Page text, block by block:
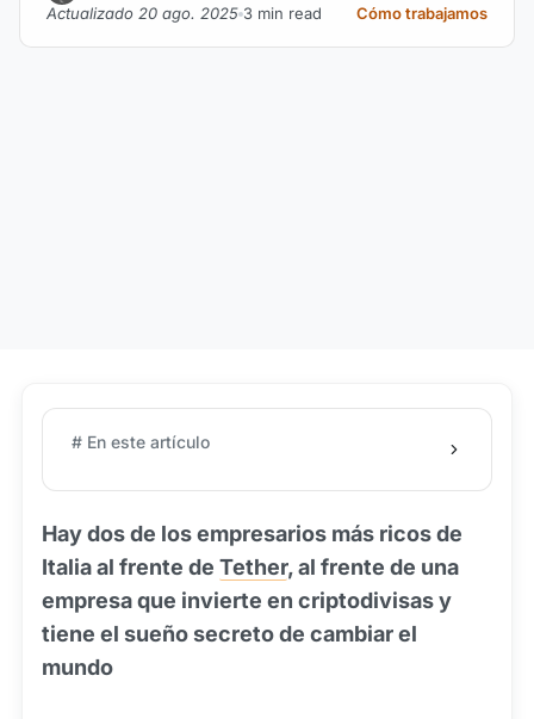
Actualizado 20 ago. 2025 3 min read Cómo trabajamos
# En este artículo
Hay dos de los empresarios más ricos de
Italia al frente de Tether, al frente de una
empresa que invierte en criptodivisas y
tiene el sueño secreto de cambiar el
mundo